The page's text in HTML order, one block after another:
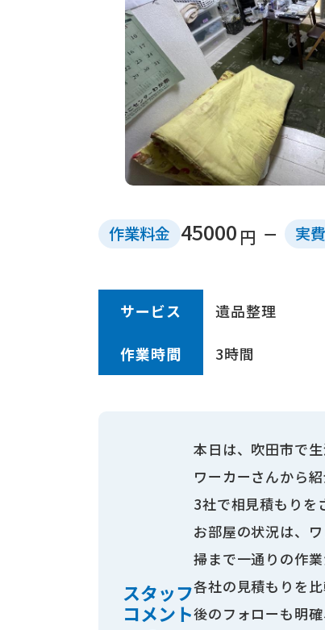
作業料金 45000 円 実費
サービス 遺品整理
作業時間 3時間
スタッフ
コメント
本日は、吹田市で
ワーカーさんから
3社で相見積もりを
お部屋の状況は、
掃まで一通りの作業
各社の見積もりを
後のフォローも明